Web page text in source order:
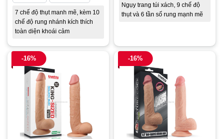
7 chế độ thụt manh mẽ, kèm 10
chế độ rung nhánh kích thích
toàn diện khoái cảm
Ngụy trang túi xách, 9 chế độ
thụt và 6 tần số rung mạnh mẽ
-16% -16%